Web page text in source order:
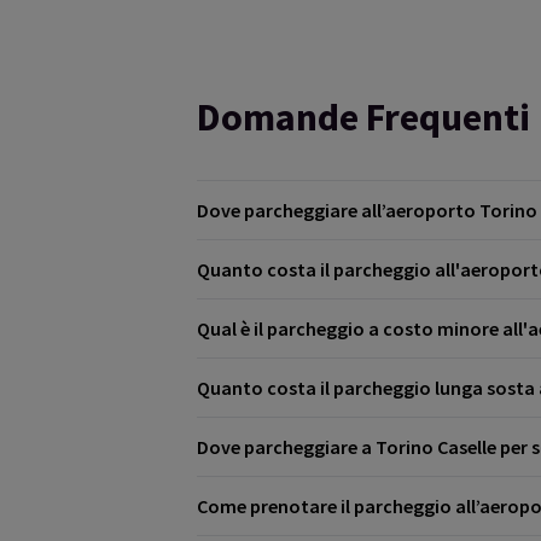
Domande Frequenti
Dove parcheggiare all’aeroporto Torino
L'aeroporto di Torino offre diverse
sono parcheggi privati come King
Quanto costa il parcheggio
I prezzi per sostare all’aeroporto di
Qual è il parcheggio a costo minore
Il parcheggio ufficiale più economico è il
Quanto costa il parcheggio lunga
La tariffa giornaliera per il parcheggio
Dove parcheggiare a Torino Caselle per
Per la sosta breve, il parcheggio
Come prenotare il parcheggio